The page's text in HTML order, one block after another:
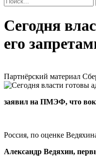
Сегодня
его
Партнёрский материал
заявил на ПМЭФ, что
Россия, по оценке
Александр Ведяхин,